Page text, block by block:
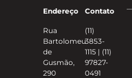
Endereço
Rua
Bartolomeu
de
Gusmão,
290
Contato
(11)
3853-
1115 | (11)
97827-
0491